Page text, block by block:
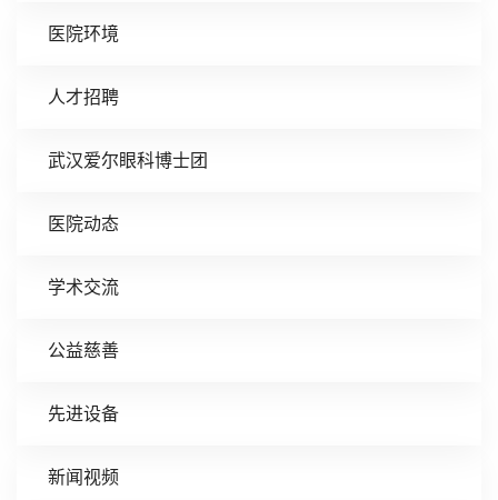
医院环境
人才招聘
武汉爱尔眼科博士团
医院动态
学术交流
公益慈善
先进设备
新闻视频